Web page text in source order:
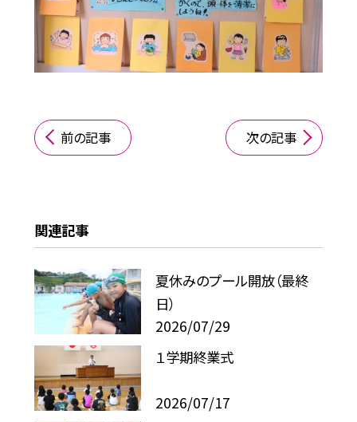
前の記事 次の記事
関連記事
夏休みのプール開放（最終
日）
2026/07/29
１学期終業式
2026/07/17